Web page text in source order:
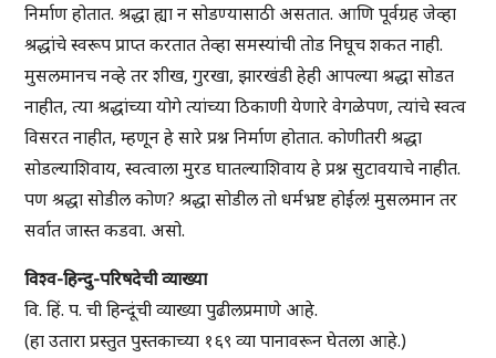
निर्माण होतात. श्रद्धा ह्या न सोडण्यासाठी असतात. आणि पूर्वग्रह जेव्हा
श्रद्धांचे स्वरूप प्राप्त करतात तेव्हा समस्यांची तोड निघूच शकत नाही.
मुसलमानच नव्हे तर शीख, गुरखा, झारखंडी हेही आपल्या श्रद्धा सोडत
नाहीत, त्या श्रद्धांच्या योगे त्यांच्या ठिकाणी येणारे वेगळेपण, त्यांचे स्वत्व
विसरत नाहीत, म्हणून हे सारे प्रश्न निर्माण होतात. कोणीतरी श्रद्धा
सोडल्याशिवाय, स्वत्वाला मुरड घातल्याशिवाय हे प्रश्न सुटावयाचे नाहीत.
पण श्रद्धा सोडील कोण? श्रद्धा सोडील तो धर्मभ्रष्ट होईल! मुसलमान तर
सर्वात जास्त कडवा. असो.
विश्व-हिन्दु-परिषदेची व्याख्या
वि. हिं. प. ची हिन्दूंची व्याख्या पुढीलप्रमाणे आहे.
(हा उतारा प्रस्तुत पुस्तकाच्या १६९ व्या पानावरून घेतला आहे.)